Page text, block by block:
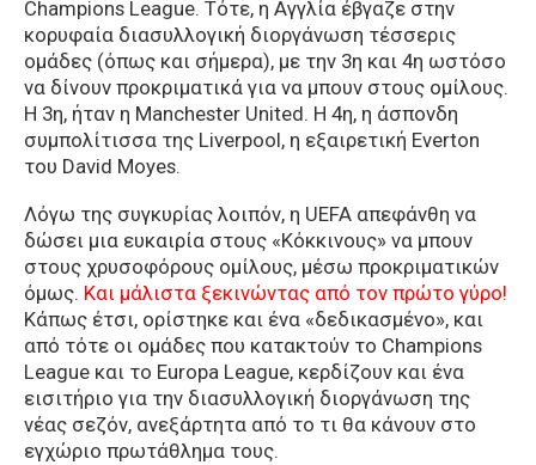
Champions League. Τότε, η Αγγλία έβγαζε στην
κορυφαία διασυλλογική διοργάνωση τέσσερις
ομάδες (όπως και σήμερα), με την 3η και 4η ωστόσο
να δίνουν προκριματικά για να μπουν στους ομίλους.
Η 3η, ήταν η Manchester United. H 4η, η άσπονδη
συμπολίτισσα της Liverpool, η εξαιρετική Everton
του David Moyes.
Λόγω της συγκυρίας λοιπόν, η UEFA απεφάνθη να
δώσει μια ευκαιρία στους «Κόκκινους» να μπουν
στους χρυσοφόρους ομίλους, μέσω προκριματικών
όμως. Και μάλιστα ξεκινώντας από τον πρώτο γύρο!
Κάπως έτσι, ορίστηκε και ένα «δεδικασμένο», και
από τότε οι ομάδες που κατακτούν το Champions
League και το Europa League, κερδίζουν και ένα
εισιτήριο για την διασυλλογική διοργάνωση της
νέας σεζόν, ανεξάρτητα από το τι θα κάνουν στο
εγχώριο πρωτάθλημα τους.